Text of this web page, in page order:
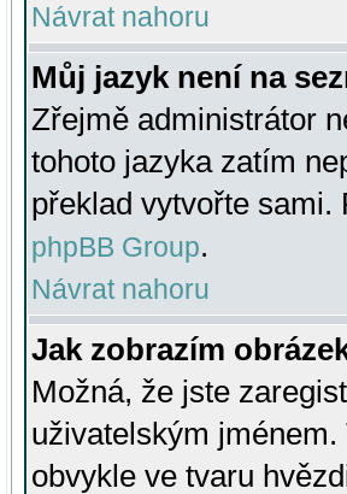
Návrat nahoru
Můj jazyk není na
Zřejmě administrátor
tohoto jazyka zatím
překlad vytvořte
phpBB Group.
Návrat nahoru
Jak zobrazím
Možná, že jste
uživatelským
obvykle ve tvaru